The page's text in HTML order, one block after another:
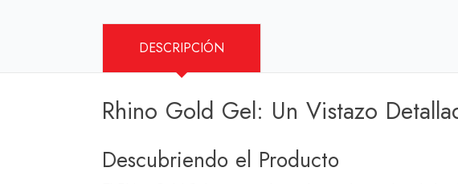
DESCRIPCIÓN
Rhino Gold Gel: Un Vistazo
Descubriendo el Producto